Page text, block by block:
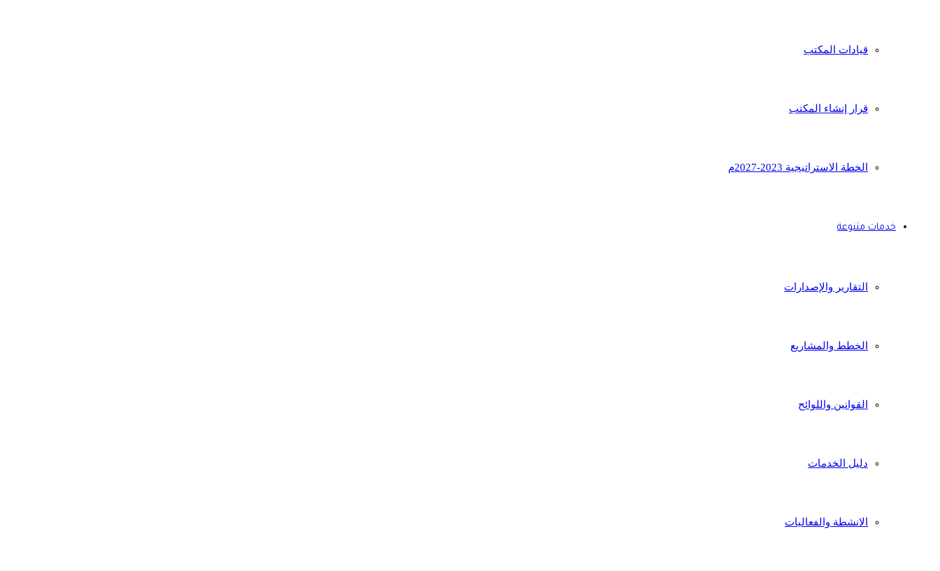
قيادات المكتب
قرار إنشاء المكتب
الخطة الاستراتيجية 2023-2027م
خدمات متنوعة
التقارير والإصدارات
الخطط والمشاريع
القوانين واللوائح
دليل الخدمات
الانشطة والفعاليات